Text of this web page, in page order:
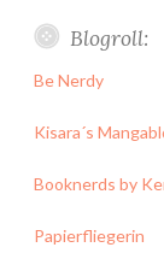
Blogroll:
Be Nerdy
Kisara´s
Booknerds by
Papierfliegerin